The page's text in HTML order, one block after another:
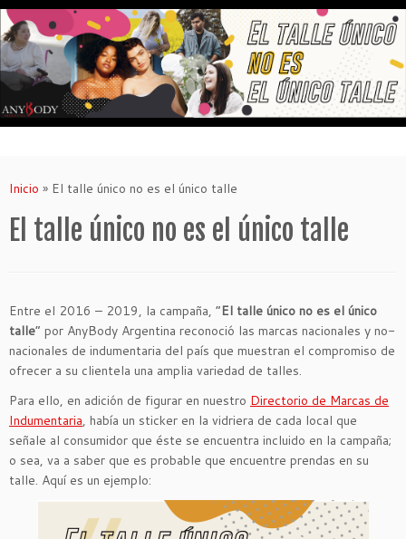
Saltar
al
contenido
Inicio » El talle único no es el único talle
El talle único no es el único talle
Entre el 2016 – 2019, la campaña, “El talle único no es el único
talle” por AnyBody Argentina reconoció las marcas nacionales y no-
nacionales de indumentaria del país que muestran el compromiso de
ofrecer a su clientela una amplia variedad de talles.
Para ello, en adición de figurar en nuestro Directorio de Marcas de
Indumentaria, había un sticker en la vidriera de cada local que
señale al consumidor que éste se encuentra incluido en la campaña;
o sea, va a saber que es probable que encuentre prendas en su
talle. Aquí es un ejemplo: